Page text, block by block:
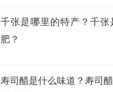
千张是哪里的特产？千张
肥？
寿司醋是什么味道？寿司